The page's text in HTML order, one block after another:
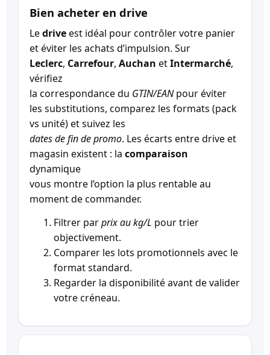
Bien acheter en drive
Ledriveest idéal pour contrôler votre panier
et éviter les achats d’impulsion. Sur
Leclerc, Carrefour, Auchan etIntermarché,
vérifiez
la correspondance du GTIN/EANpour éviter
les substitutions, comparez les formats (pack
vs unité) et suivez les
dates de fin de promo. Les écarts entre drive et
magasin existent : la comparaison
dynamique
vous montre l’option la plus rentable au
moment de commander.
Filtrer parprix au kg/L pour trier
objectivement.
Comparer les lots promotionnels avec le
format standard.
Regarder la disponibilité avant de valider
votre créneau.